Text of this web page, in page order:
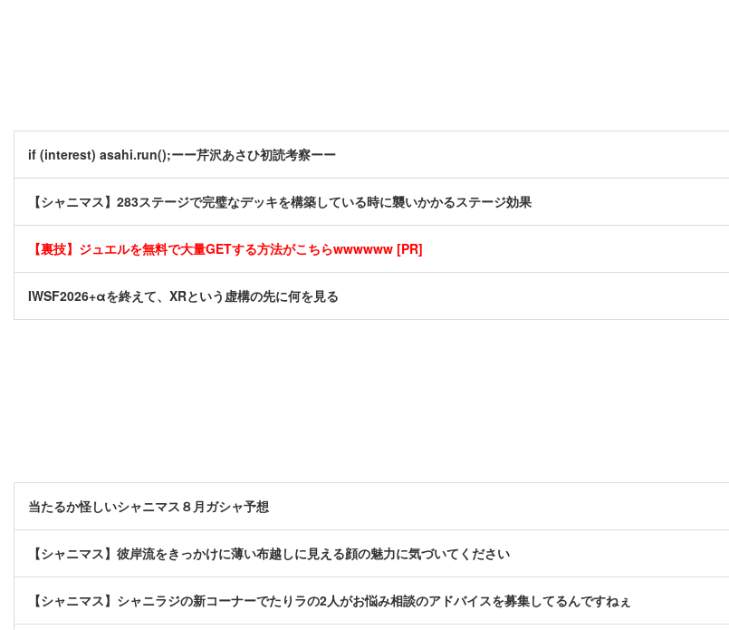
if (interest) asahi.run();ーー芹沢あさひ初読考察ーー
【シャニマス】283ステージで完璧なデッキを構築している時に襲いかかるステージ効果
【裏技】ジュエルを無料で大量GETする方法がこちらwwwwww [PR]
IWSF2026+αを終えて、XRという虚構の先に何を見る
当たるか怪しいシャニマス８月ガシャ予想
【シャニマス】彼岸流をきっかけに薄い布越しに見える顔の魅力に気づいてください
【シャニマス】シャニラジの新コーナーでたりラの2人がお悩み相談のアドバイスを募集してるんですねぇ